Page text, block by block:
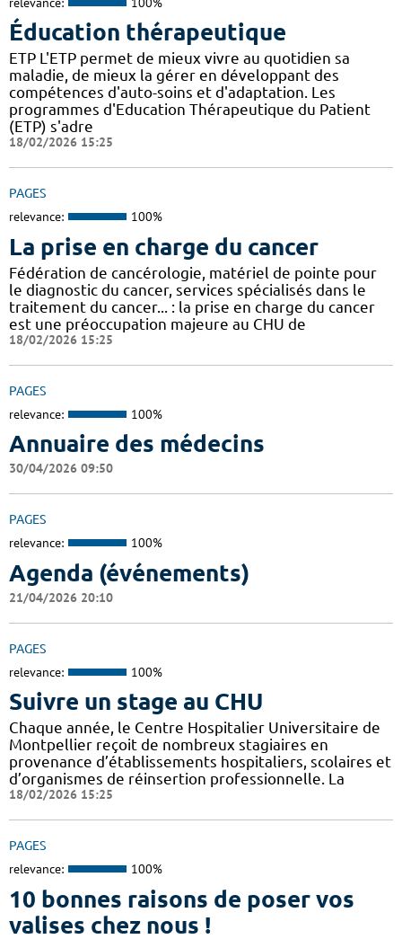
Éducation thérapeutique
ETP L'ETP permet de mieux vivre au quotidien sa
maladie, de mieux la gérer en développant des
compétences d'auto-soins et d'adaptation. Les
programmes d'Education Thérapeutique du Patient
(ETP) s'adre
18/02/2026 15:25
PAGES
relevance: 100%
La prise en charge du cancer
Fédération de cancérologie, matériel de pointe pour
le diagnostic du cancer, services spécialisés dans le
traitement du cancer... : la prise en charge du cancer
est une préoccupation majeure au CHU de
18/02/2026 15:25
PAGES
relevance: 100%
Annuaire des médecins
30/04/2026 09:50
PAGES
relevance: 100%
Agenda (événements)
21/04/2026 20:10
PAGES
relevance: 100%
Suivre un stage au CHU
Chaque année, le Centre Hospitalier Universitaire de
Montpellier reçoit de nombreux stagiaires en
provenance d’établissements hospitaliers, scolaires et
d’organismes de réinsertion professionnelle. La
18/02/2026 15:25
PAGES
relevance: 100%
10 bonnes raisons de poser vos
valises chez nous !